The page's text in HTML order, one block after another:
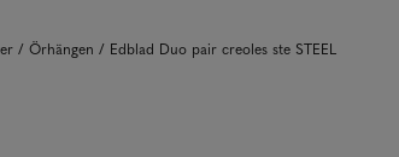
Örhängen Edblad Duo pair creoles ste STEEL